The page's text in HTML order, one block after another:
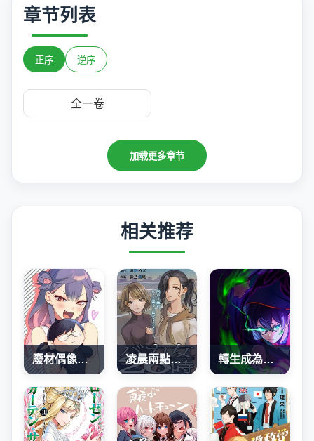
章节列表
正序 逆序
全一卷
加载更多章节
相关推荐
廢材偶像和世上唯一的粉絲 凌晨兩點的蠢女人 轉生成為SSS級哥布林